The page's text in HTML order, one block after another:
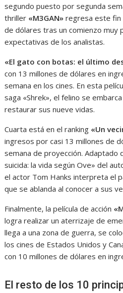
segundo puesto por segunda
thriller «M3GAN» regresa este fin
de dólares tras un comienzo muy
expectativas de los analistas.
«El gato con botas: el último
con 13 millones de dólares en
semana en los cines. En esta
saga «Shrek», el felino se
restaurar sus nueve vidas.
Cuarta está en el ranking «Un
ingresos por casi 13 millones de
semana de proyección. Adaptado
suicida: la vida según Ove» del
el actor Tom Hanks interpreta el
que se ablanda al conocer a sus
Finalmente, la película de acción
logra realizar un aterrizaje de
llega a una zona de guerra, se
los cines de Estados Unidos y
con 10 millones de dólares en
El resto de los 10